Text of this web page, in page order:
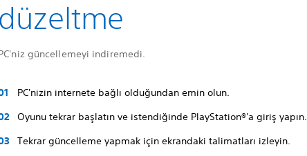
düzeltme
güncellemeyi indiremedi.
PC'nizin internete bağlı olduğundan emin olun.
Oyunu tekrar başlatın ve istendiğinde PlayStation®'a giriş yapın.
Tekrar güncelleme yapmak için ekrandaki talimatları izleyin.